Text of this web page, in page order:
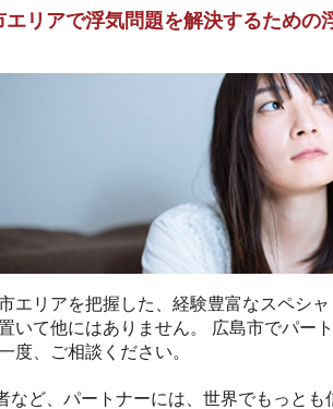
エリアで浮気問題を解決するための
エリアを把握した、経験豊富なスペシ
いて他にはありません。 広島市でパー
度、ご相談ください。
など、パートナーには、世界でもっとも